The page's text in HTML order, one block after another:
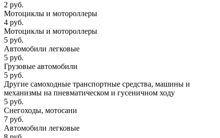
2 руб.
Мотоциклы и мотороллеры
4 руб.
Мотоциклы и мотороллеры
5 руб.
Автомобили легковые
5 руб.
Грузовые автомобили
5 руб.
Другие самоходные транспортные средства, машины и
механизмы на пневматическом и гусеничном ходу
5 руб.
Снегоходы, мотосани
7 руб.
Автомобили легковые